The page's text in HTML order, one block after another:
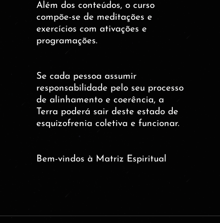
Além dos conteúdos, o curso
compõe-se de meditações e
exercícios com ativações e
programações.
Se cada pessoa assumir
responsabilidade pelo seu processo
de alinhamento e coerência, a
Terra poderá sair deste estado de
esquizofrenia coletiva e funcionar.
Bem-vindos à Matriz Espiritual